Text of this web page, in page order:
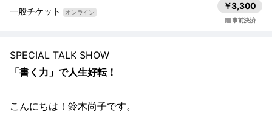
一般チケット オンライン
￥3,300
事前決済
SPECIAL TALK SHOW
「書く力」で人生好転！
こんにちは！鈴木尚子です。